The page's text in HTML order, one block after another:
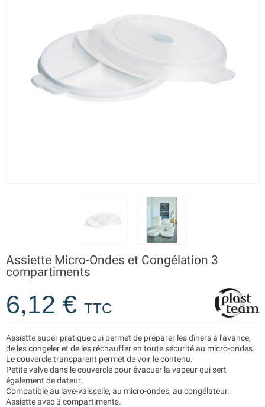
Assiette Micro-Ondes et Congélation 3
compartiments
6,12 € TTC
Assiette super pratique qui permet de préparer les dîners à l'avance,
de les congeler et de les réchauffer en toute sécurité au micro-ondes.
Le couvercle transparent permet de voir le contenu.
Petite valve dans le couvercle pour évacuer la vapeur qui sert
également de dateur.
Compatible au lave-vaisselle, au micro-ondes, au congélateur.
Assiette avec 3 compartiments.